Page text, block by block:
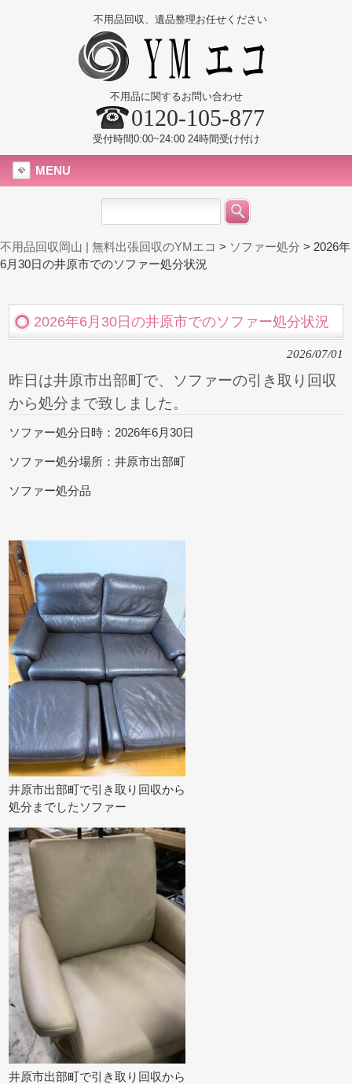
不用品回収、遺品整理お任せください
不用品に関するお問い合わせ
0120-105-877
受付時間0:00~24:00 24時間受け付け
MENU
不用品回収岡山 | 無料出張回収のYMエコ > ソファー処分 > 2026年
6月30日の井原市でのソファー処分状況
2026年6月30日の井原市でのソファー処分状況
2026/07/01
昨日は井原市出部町で、ソファーの引き取り回収
から処分まで致しました。
ソファー処分日時：2026年6月30日
ソファー処分場所：井原市出部町
ソファー処分品
井原市出部町で引き取り回収から
処分までしたソファー
井原市出部町で引き取り回収から